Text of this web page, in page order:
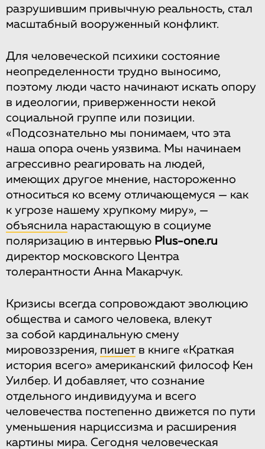
разрушившим привычную реальность, стал
масштабный вооруженный конфликт.
Для человеческой психики состояние
неопределенности трудно выносимо,
поэтому люди часто начинают искать опору
в идеологии, приверженности некой
социальной группе или позиции.
«Подсознательно мы понимаем, что эта
наша опора очень уязвима. Мы начинаем
агрессивно реагировать на людей,
имеющих другое мнение, настороженно
относиться ко всему отличающемуся — как
к угрозе нашему хрупкому миру», —
объяснила нарастающую в социуме
поляризацию в интервью Plus-one.ru
директор московского Центра
толерантности Анна Макарчук.
Кризисы всегда сопровождают эволюцию
общества и самого человека, влекут
за собой кардинальную смену
мировоззрения, пишет в книге «Краткая
история всего» американский философ Кен
Уилбер. И добавляет, что сознание
отдельного индивидуума и всего
человечества постепенно движется по пути
уменьшения нарциссизма и расширения
картины мира. Сегодня человеческая